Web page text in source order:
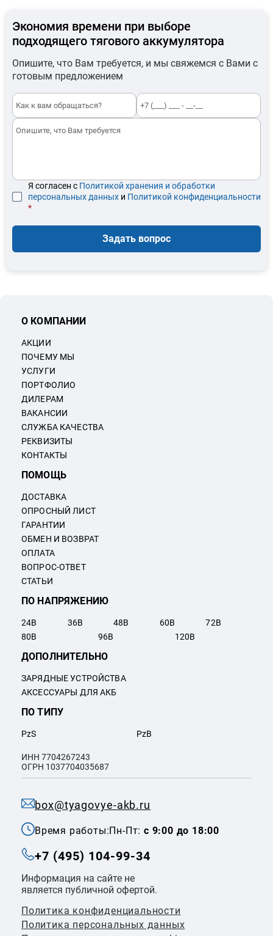
Экономия времени при выборе
подходящего тягового аккумулятора
Опишите, что Вам требуется, и мы свяжемся с Вами с
готовым предложением
Я согласен с Политикой хранения и обработки
персональных данных и Политикой конфиденциальности
*
Задать вопрос
box@tyagovye-akb.ru
Время работы:Пн-Пт:с 9:00 до 18:00
+7 (495) 104-99-34
Информация на сайте не
является публичной офертой.
Политика конфиденциальности
Политикa персональных данных
О КОМПАНИИ
АКЦИИ
ПОЧЕМУ МЫ
УСЛУГИ
ПОРТФОЛИО
ДИЛЕРАМ
ВАКАНСИИ
СЛУЖБА КАЧЕСТВА
РЕКВИЗИТЫ
КОНТАКТЫ
ПОМОЩЬ
ДОСТАВКА
ОПРОСНЫЙ ЛИСТ
ГАРАНТИИ
ОБМЕН И ВОЗВРАТ
ОПЛАТА
ВОПРОС-ОТВЕТ
СТАТЬИ
ПО НАПРЯЖЕНИЮ
24В 36В 48В 60В 72В
80В 96В 120В
ПО ТИПУ
PzS PzB
ДОПОЛНИТЕЛЬНО
ЗАРЯДНЫЕ УСТРОЙСТВА
АКСЕССУАРЫ ДЛЯ АКБ
ИНН 7704267243
ОГРН 1037704035687